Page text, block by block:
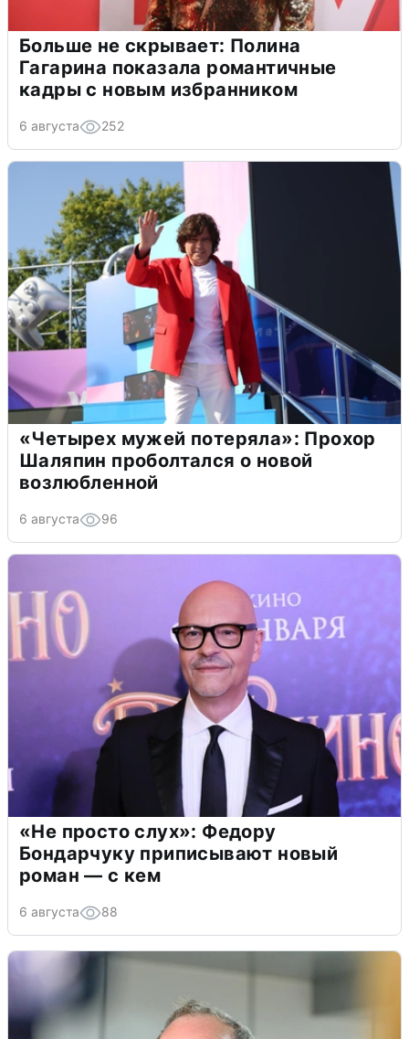
Больше не скрывает: Полина
Гагарина показала романтичные
кадры с новым избранником
6 августа 252
«Четырех мужей потеряла»: Прохор
Шаляпин проболтался о новой
возлюбленной
6 августа 96
«Не просто слух»: Федору
Бондарчуку приписывают новый
роман — с кем
6 августа 88